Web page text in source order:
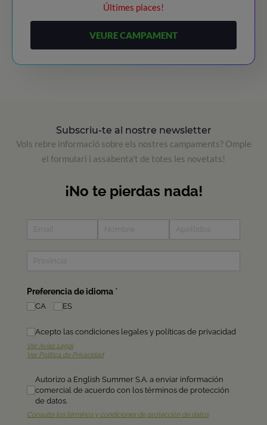
Últimes places!
VEURE CAMPAMENT
Subscriu-te al nostre newsletter
Vols rebre informació sobre els nostres campaments? Omple
el formulari i assabenta't de totes les novetats!